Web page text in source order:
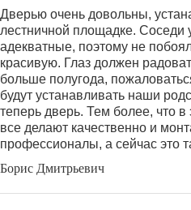
Дверью очень довольны,
лестничной площадке. Соседи
адекватные, поэтому не
красивую. Глаз должен
больше полугода,
будут устанавливать наши
теперь дверь. Тем более, что
все делают качественно и
профессионалы, а сейчас это
Борис Дмитрьевич